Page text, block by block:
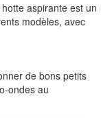
aspirante est un
modèles, avec
de bons petits
ondes au